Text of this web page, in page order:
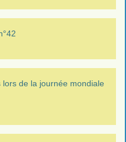
de la journée mondiale